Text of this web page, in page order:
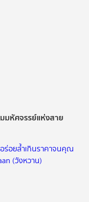
มหัศจรรย์แห่งสาย